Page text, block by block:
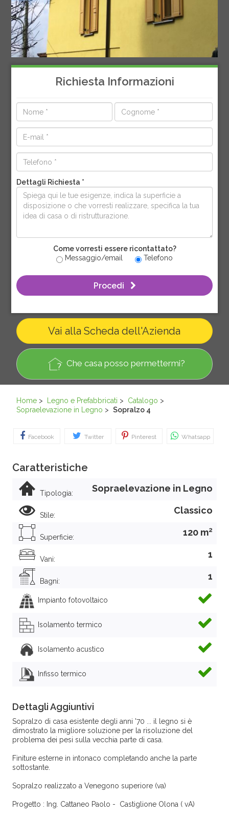
Richiesta Informazioni
Dettagli Richiesta *
Come vorresti essere ricontattato?
Messaggio/email
Telefono
Procedi
Che casa posso permettermi?
Vai alla Scheda dell'Azienda
Home > Legno e Prefabbricati > Catalogo >
Sopraelevazione in Legno > Sopralzo 4
Facebook Twitter Pinterest Whatsapp
Caratteristiche
Tipologia: Sopraelevazione in Legno
Stile: Classico
Superficie: 120 m2
Vani: 1
Bagni: 1
Impianto fotovoltaico
Isolamento termico
Isolamento acustico
Infisso termico
Dettagli Aggiuntivi
Sopralzo di casa esistente degli anni '70 ... il legno si è
dimostrato la migliore soluzione per la risoluzione del
problema dei pesi sulla vecchia parte di casa.
Finiture esterne in intonaco completando anche la parte
sottostante.
Sopralzo realizzato a Venegono superiore (va)
Progetto : Ing. Cattaneo Paolo - Castiglione Olona ( vA)